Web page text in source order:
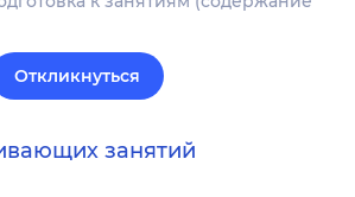
Откликнуться
занятий